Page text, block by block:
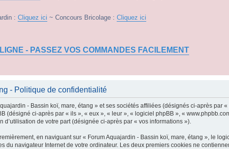
: Cliquez ici ~ Concours Bricolage : Cliquez ici
- PASSEZ VOS COMMANDES FACILEMENT
- Politique de confidentialité
- Bassin koï, mare, étang » et ses sociétés affiliées (désignés ci-après par
(désigné ci-après par « ils », « eux », « leur », « logiciel phpBB », «
de votre part (désignée ci-après par « vos informations »).
en naviguant sur « Forum Aquajardin - Bassin koï, mare, étang », le
du navigateur Internet de votre ordinateur. Les deux premiers cookies ne